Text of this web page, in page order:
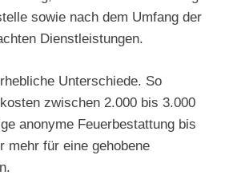
sowie nach dem Umfang der
Dienstleistungen.
Unterschiede. So
zwischen 2.000 bis 3.000
anonyme Feuerbestattung bis
mehr für eine gehobene